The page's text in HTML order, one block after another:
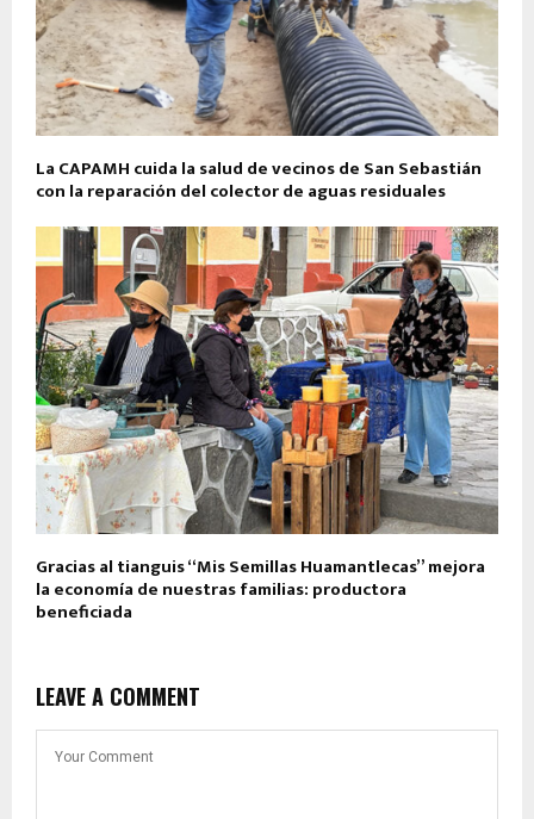
La CAPAMH cuida la salud de vecinos de San Sebastián
con la reparación del colector de aguas residuales
Gracias al tianguis “Mis Semillas Huamantlecas” mejora
la economía de nuestras familias: productora
beneficiada
LEAVE A COMMENT